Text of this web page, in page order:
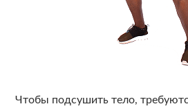
Чтобы подсушить тело,